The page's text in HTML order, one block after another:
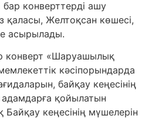
бар конверттерді ашу
Желтоқсан көшесі,
асырылады.
конверт «Шаруашылық
кәсіпорындарда
байқау кеңесінің
қойылатын
кеңесінің мүшелерін